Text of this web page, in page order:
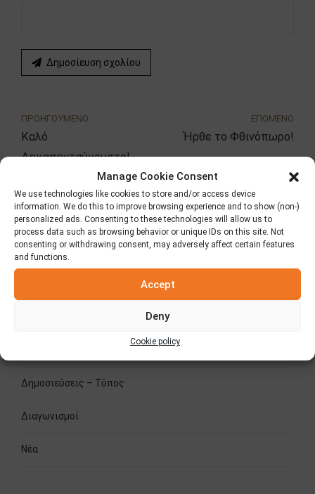
Manage Cookie Consent
We use technologies like cookies to store and/or access device
information. We do this to improve browsing experience and to show (non-)
personalized ads. Consenting to these technologies will allow us to
process data such as browsing behavior or unique IDs on this site. Not
consenting or withdrawing consent, may adversely affect certain features
and functions.
Accept
Deny
Cookie policy
Δημοσίευση σχολίου
ΠΡΟΗΓΟΥΜΕΝΟ
Καλό
Δεκαπενταύγουστο!
ΕΠΟΜΕΝΟ
Ήρθε το Φθινόπωρο!
Αναζήτηση
Δημοσιεύσεις – Τύπος
Διαγωνισμοί
Νέα